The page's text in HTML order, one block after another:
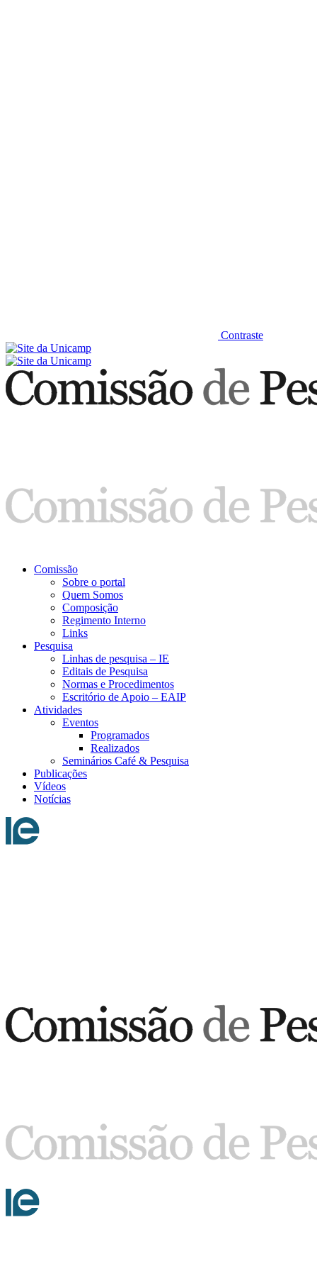
Contraste
Comissão
Sobre o portal
Quem Somos
Composição
Regimento Interno
Links
Pesquisa
Linhas de pesquisa – IE
Editais de Pesquisa
Normas e Procedimentos
Escritório de Apoio – EAIP
Atividades
Eventos
Programados
Realizados
Seminários Café & Pesquisa
Publicações
Vídeos
Notícias